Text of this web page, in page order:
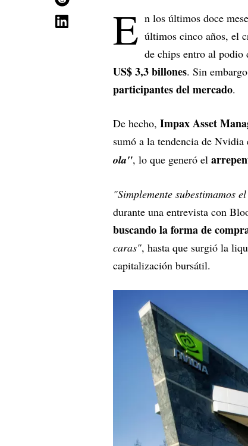
E n los últimos doce
últimos cinco años, el
de chips entro al podio
US$ 3,3 billones. Sin
participantes del mercado.
De hecho, Impax Asset
sumó a la tendencia de
ola", lo que generó el
"Simplemente subestimamos
durante una entrevista con
buscando la forma de
caras", hasta que surgió la
capitalización bursátil.